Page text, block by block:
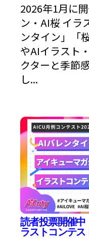
2026年1月に
ン・AI桜 イラ
ンタイン」「
やAIイラスト
クターと季節
し...
読者投票開催中
ラストコンテ